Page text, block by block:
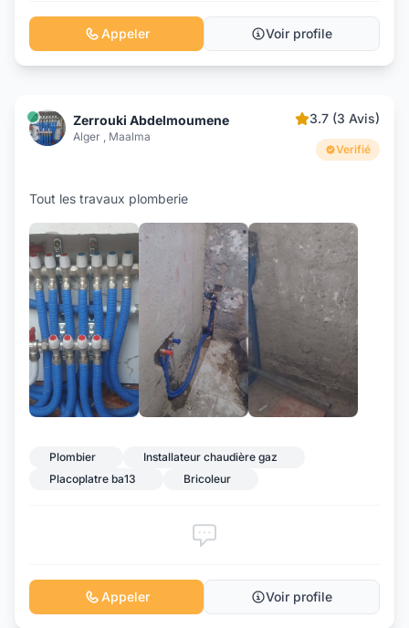
Appeler Voir profile
Zerrouki Abdelmoumene
Alger , Maalma
3.7 (3 Avis)
Verifié
Tout les travaux plomberie
Plombier
Installateur chaudière gaz
Placoplatre ba13
Bricoleur
Appeler Voir profile